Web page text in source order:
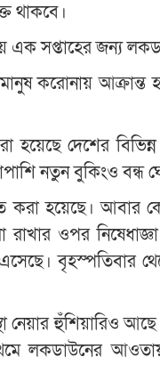
থাকবে।
সপ্তাহের জন্য
করোনায় আক্রান্ত
দেশের বিভিন্ন
নতুন বুকিংও বন্ধ
করা হয়েছে। আবার
রাখার ওপর
বৃহস্পতিবার
নেয়ার হুঁশিয়ারিও
প্রথমে লকডাউনের